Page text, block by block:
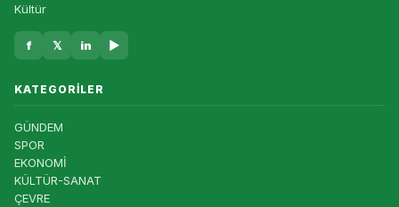
Kültür
f 𝕏 in ▶
KATEGORILER
GÜNDEM
SPOR
EKONOMİ
KÜLTÜR-SANAT
ÇEVRE